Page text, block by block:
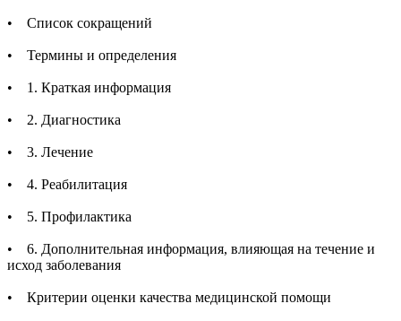
• Список сокращений
• Термины и определения
• 1. Краткая информация
• 2. Диагностика
• 3. Лечение
• 4. Реабилитация
• 5. Профилактика
• 6. Дополнительная информация, влияющая на течение и
исход заболевания
• Критерии оценки качества медицинской помощи